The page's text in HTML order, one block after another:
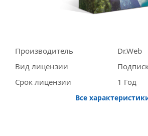
Производитель
Dr.Web
Вид лицензии
Срок лицензии
1 Год
Все